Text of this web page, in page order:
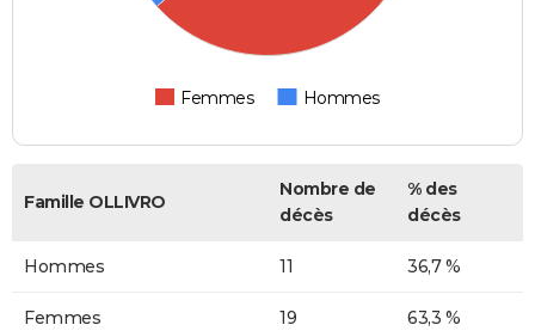
Femmes Hommes
Famille OLLIVRO
Nombre de
décès
% des
décès
Hommes 11 36,7 %
Femmes 19 63,3 %